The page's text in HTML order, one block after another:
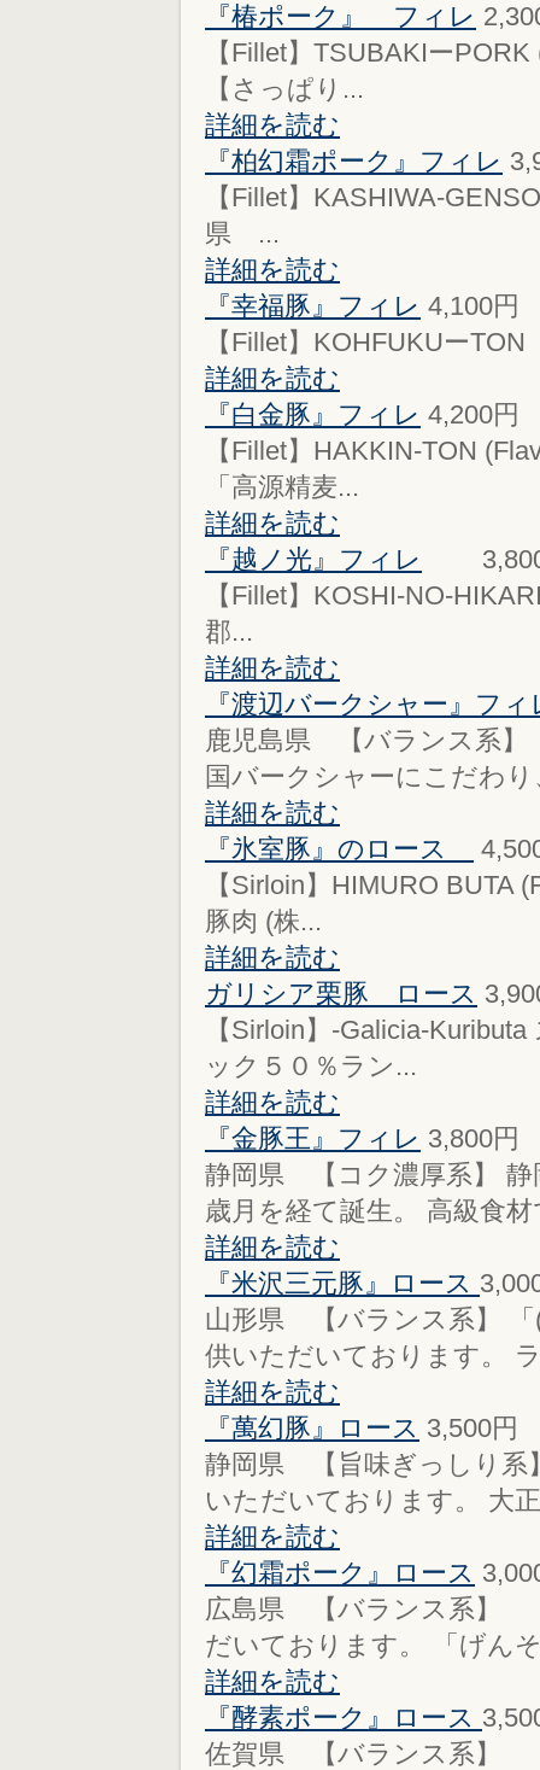
『椿ポーク』 フィレ
【Fillet】TSUBAKIー
【さっぱり...
詳細を読む
『柏幻霜ポーク』フィレ
【Fillet】KASHIWA-
県 ...
詳細を読む
『幸福豚』フィレ 4,100円
【Fillet】KOHFUKUー
詳細を読む
『白金豚』フィレ 4,200円
【Fillet】HAKKIN-TON
「高源精麦...
詳細を読む
『越ノ光』フィレ
【Fillet】KOSHI-NO-
郡...
詳細を読む
『渡辺バークシャー』フィ
鹿児島県 【バランス系
国バークシャーにこだわ
詳細を読む
『氷室豚』のロース
【Sirloin】HIMURO
豚肉 (株...
詳細を読む
ガリシア栗豚 ロース
【Sirloin】-Galicia-
ック５０％ラン...
詳細を読む
『金豚王』フィレ 3,800円
静岡県 【コク濃厚系】 静
歳月を経て誕生。 高級食
詳細を読む
『米沢三元豚』ロース
山形県 【バランス系】
供いただいております。
詳細を読む
『萬幻豚』ロース 3,500円
静岡県 【旨味ぎっしり
いただいております。 大
詳細を読む
『幻霜ポーク』ロース
広島県 【バランス系】
だいております。 「げん
詳細を読む
『酵素ポーク』ロース
佐賀県 【バランス系】